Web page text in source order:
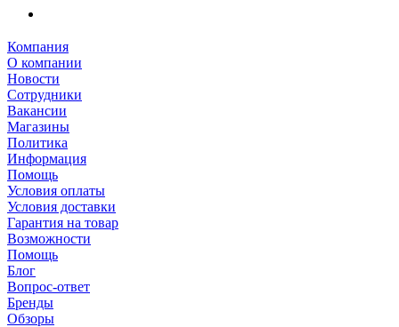
Компания
О компании
Новости
Сотрудники
Вакансии
Магазины
Политика
Информация
Помощь
Условия оплаты
Условия доставки
Гарантия на товар
Возможности
Помощь
Блог
Вопрос-ответ
Бренды
Обзоры